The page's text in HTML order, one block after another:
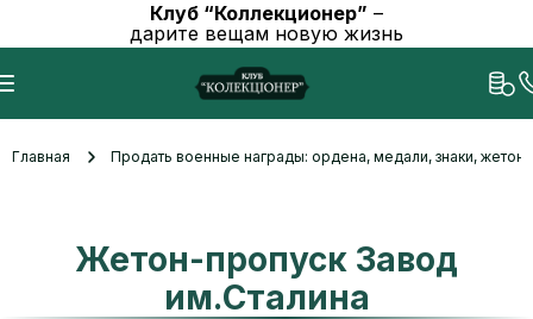
Клуб “Коллекционер” –
дарите вещам новую жизнь
Главная Продать военные награды: ордена, медали, знаки,
Жетон-пропуск Завод
им.Сталина